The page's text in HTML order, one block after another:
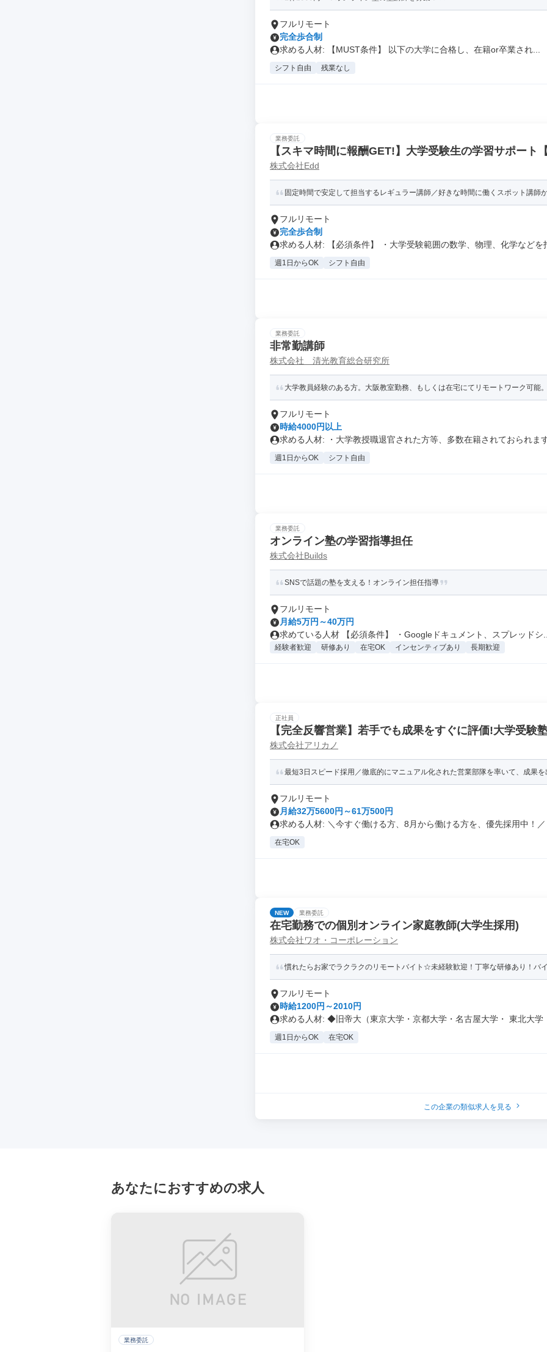
フルリモート
完全歩合制
求める人材: 【MUST条件】 以下の大学に合格し、在籍or卒業され...
シフト自由 残業なし
業務委託
【スキマ時間に報酬GET!】大学受験生の学習サポート
株式会社Edd
固定時間で安定して担当するレギュラー講師／好きな時間に働くスポット講師
フルリモート
完全歩合制
求める人材: 【必須条件】 ・大学受験範囲の数学、物理、化学などを
週1日からOK シフト自由
業務委託
非常勤講師
株式会社 清光教育総合研究所
大学教員経験のある方。大阪教室勤務、もしくは在宅にてリモートワーク可能
フルリモート
時給4000円以上
求める人材: ・大学教授職退官された方等、多数在籍されておられま
週1日からOK シフト自由
業務委託
オンライン塾の学習指導担任
株式会社Builds
SNSで話題の塾を支える！オンライン担任指導
フルリモート
月給5万円～40万円
求めている人材 【必須条件】 ・Googleドキュメント、スプレッドシ
経験者歓迎 研修あり 在宅OK インセンティブあり 長期歓迎
正社員
【完全反響営業】若手でも成果をすぐに評価!大学受験
候補!|需要拡大中のオンライン塾|「フルリモート勤務」
株式会社アリカノ
最短3日スピード採用／徹底的にマニュアル化された営業部隊を率いて、成果
フルリモート
月給32万5600円～61万500円
求める人材: ＼今すぐ働ける方、8月から働ける方を、優先採用中！
在宅OK
NEW 業務委託
在宅勤務での個別オンライン家庭教師(大学生採用)
株式会社ワオ・コーポレーション
慣れたらお家でラクラクのリモートバイト☆未経験歓迎！丁寧な研修あり！バ
フルリモート
時給1200円～2010円
求める人材: ◆旧帝大（東京大学・京都大学・名古屋大学・ 東北大学
週1日からOK 在宅OK
この企業の類似求人を見る
あなたにおすすめの求人
業務委託